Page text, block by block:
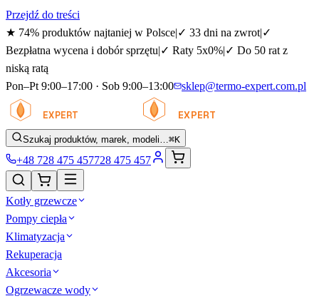
Przejdź do treści
★ 74% produktów najtaniej w Polsce|✓ 33 dni na zwrot|✓
Bezpłatna wycena i dobór sprzętu|✓ Raty 5x0%|✓ Do 50 rat z
niską ratą
Pon–Pt 9:00–17:00 · Sob 9:00–13:00
sklep@termo-expert.com.pl
EXPERT EXPERT
Szukaj produktów, marek, modeli…⌘K
+48 728 475 457728 475 457
Kotły grzewcze
Pompy ciepła
Klimatyzacja
Rekuperacja
Akcesoria
Ogrzewacze wody